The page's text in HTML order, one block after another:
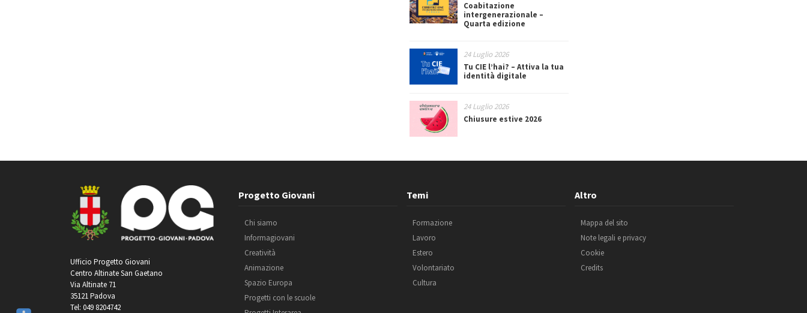
Coabitazione
intergenerazionale –
Quarta edizione
24 Luglio 2026
Tu CIE l’hai? – Attiva la tua
identità digitale
24 Luglio 2026
Chiusure estive 2026
Ufficio Progetto Giovani
Centro Altinate San Gaetano
Via Altinate 71
35121 Padova
Tel: 049 8204742
Progetto Giovani
Chi siamo
Informagiovani
Creatività
Animazione
Spazio Europa
Progetti con le scuole
Temi
Formazione
Lavoro
Estero
Volontariato
Cultura
Altro
Mappa del sito
Note legali e privacy
Cookie
Credits